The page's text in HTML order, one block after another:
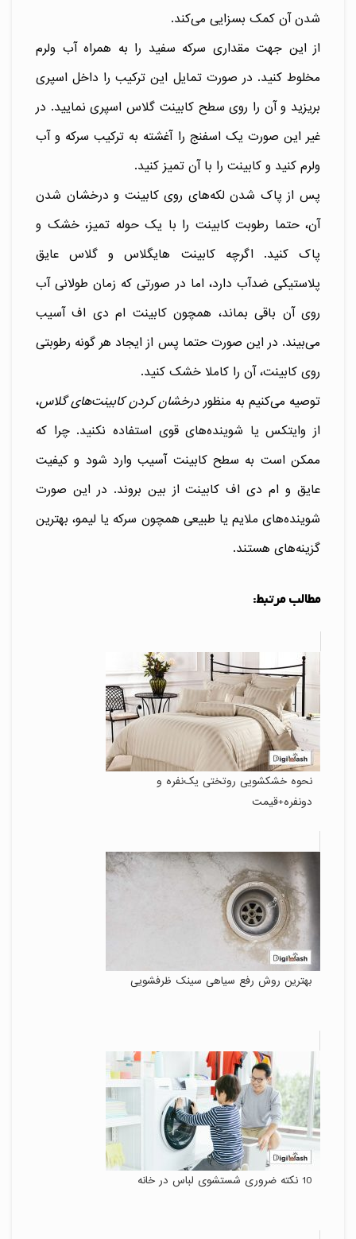
شدن آن کمک بسزایی می‌کند.
از این جهت مقداری سرکه سفید را به همراه آب ولرم
مخلوط کنید. در صورت تمایل این ترکیب را داخل اسپری
بریزید و آن را روی سطح کابینت گلاس اسپری نمایید. در
غیر این صورت یک اسفنج را آغشته به ترکیب سرکه و آب
ولرم کنید و کابینت را با آن تمیز کنید.
پس از پاک شدن لکه‌های روی کابینت و درخشان شدن
آن، حتما رطوبت کابینت را با یک حوله تمیز، خشک و
پاک کنید. اگرچه کابینت هایگلاس و گلاس عایق
پلاستیکی ضدآب دارد، اما در صورتی که زمان طولانی آب
روی آن باقی بماند، همچون کابینت ام دی اف آسیب
می‌بیند. در این صورت حتما پس از ایجاد هر گونه رطوبتی
روی کابینت، آن را کاملا خشک کنید.
توصیه می‌کنیم به منظور درخشان کردن کابینت‌های گلاس،
از وایتکس یا شوینده‌های قوی استفاده نکنید. چرا که
ممکن است به سطح کابینت آسیب وارد شود و کیفیت
عایق و ام دی اف کابینت از بین بروند. در این صورت
شوینده‌های ملایم یا طبیعی همچون سرکه یا لیمو، بهترین
گزینه‌های هستند.
مطالب مرتبط:
نحوه خشکشویی روتختی یک‌نفره و
دونفره+قیمت
بهترین روش رفع سیاهی سینک ظرفشویی
10 نکته ضروری شستشوی لباس در خانه